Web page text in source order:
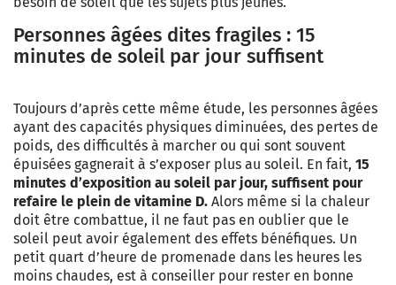
Personnes âgées dites fragiles : 15
minutes de soleil par jour suffisent
Toujours d’après cette même étude, les personnes âgées
ayant des capacités physiques diminuées, des pertes de
poids, des difficultés à marcher ou qui sont souvent
épuisées gagnerait à s’exposer plus au soleil. En fait, 15
minutes d’exposition au soleil par jour, suffisent pour
refaire le plein de vitamine D. Alors même si la chaleur
doit être combattue, il ne faut pas en oublier que le
soleil peut avoir également des effets bénéfiques. Un
petit quart d’heure de promenade dans les heures les
moins chaudes, est à conseiller pour rester en bonne